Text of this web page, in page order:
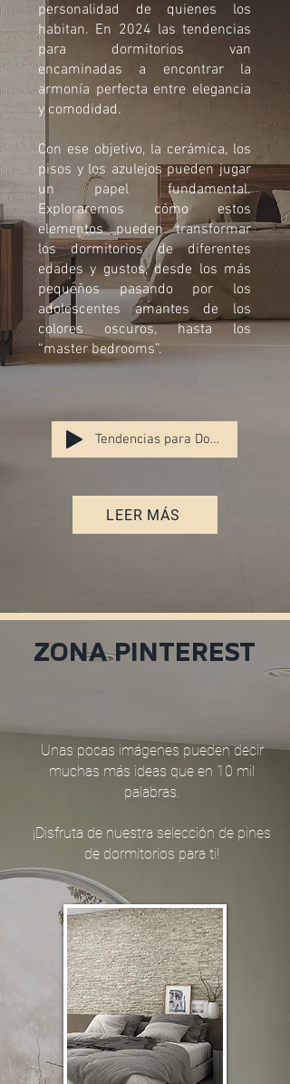
personalidad de quienes los
habitan. En 2024 las tendencias
para dormitorios van
encaminadas a encontrar la
armonía perfecta entre elegancia
y comodidad.
Con ese objetivo, la cerámica, los
pisos y los azulejos pueden jugar
un papel fundamental.
Exploraremos cómo estos
elementos pueden transformar
los dormitorios de diferentes
edades y gustos, desde los más
pequeños pasando por los
adolescentes amantes de los
colores oscuros, hasta los
“master bedrooms”.
Tendencias para Dormitorios
LEER MÁS
ZONA PINTEREST
Unas pocas imágenes pueden decir
muchas más ideas que en 10 mil
palabras.
¡Disfruta de nuestra selección de pines
de dormitorios para ti!